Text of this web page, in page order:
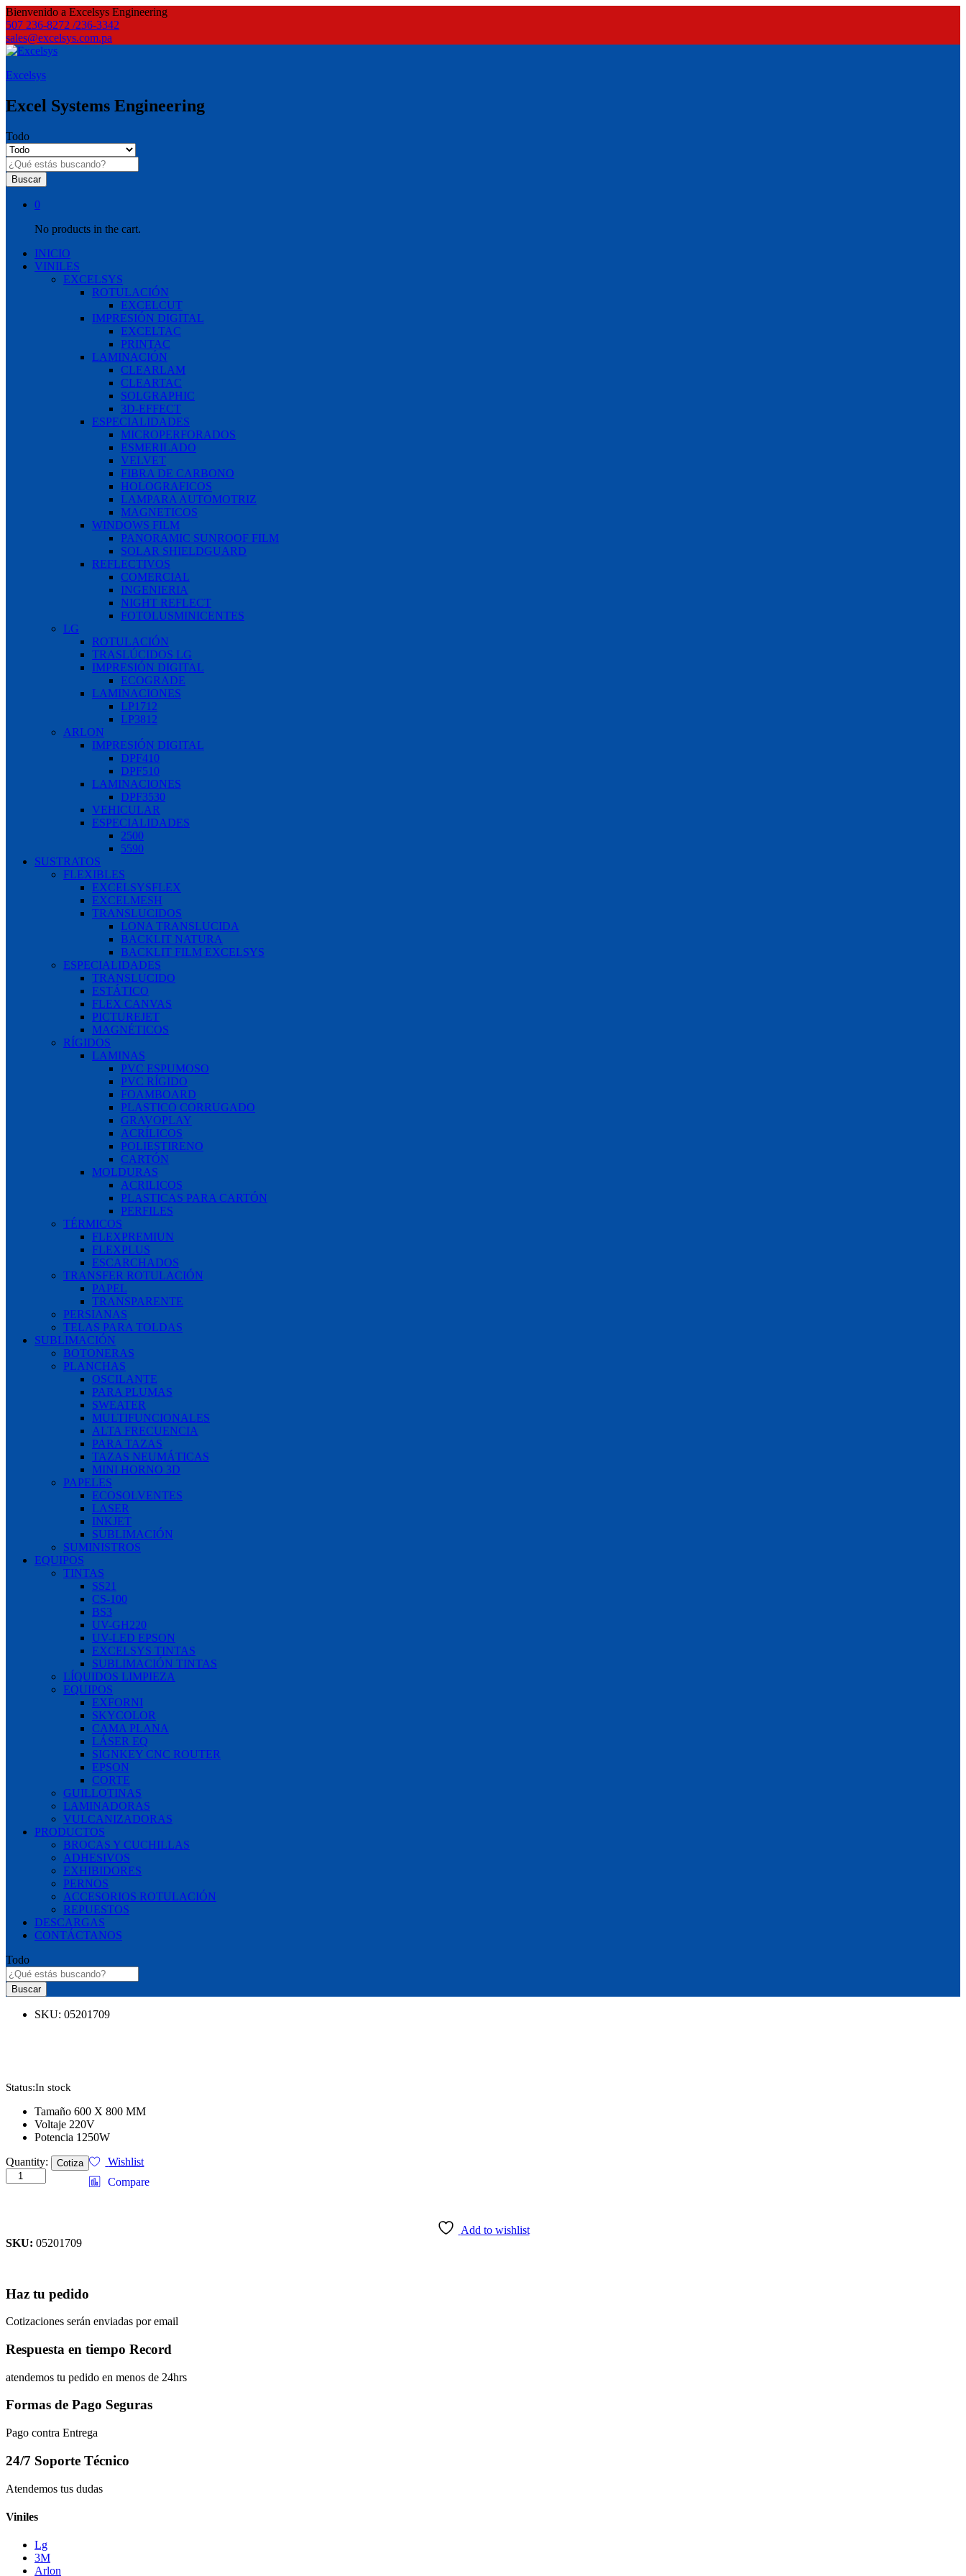
Bienvenido a Excelsys Engineering
507 236-8272 /236-3342
sales@excelsys.com.pa
Excelsys
Excel Systems Engineering
Todo
Buscar
0
No products in the cart.
INICIO
VINILES
EXCELSYS
ROTULACIÓN
EXCELCUT
IMPRESIÓN DIGITAL
EXCELTAC
PRINTAC
LAMINACIÓN
CLEARLAM
CLEARTAC
SOLGRAPHIC
3D-EFFECT
ESPECIALIDADES
MICROPERFORADOS
ESMERILADO
VELVET
FIBRA DE CARBONO
HOLOGRAFICOS
LAMPARA AUTOMOTRIZ
MAGNETICOS
WINDOWS FILM
PANORAMIC SUNROOF FILM
SOLAR SHIELDGUARD
REFLECTIVOS
COMERCIAL
INGENIERIA
NIGHT REFLECT
FOTOLUSMINICENTES
LG
ROTULACIÓN
TRASLÚCIDOS LG
IMPRESIÓN DIGITAL
ECOGRADE
LAMINACIONES
LP1712
LP3812
ARLON
IMPRESIÓN DIGITAL
DPF410
DPF510
LAMINACIONES
DPF3530
VEHICULAR
ESPECIALIDADES
2500
5590
SUSTRATOS
FLEXIBLES
EXCELSYSFLEX
EXCELMESH
TRANSLUCIDOS
LONA TRANSLUCIDA
BACKLIT NATURA
BACKLIT FILM EXCELSYS
ESPECIALIDADES
TRANSLUCIDO
ESTÁTICO
FLEX CANVAS
PICTUREJET
MAGNÉTICOS
RÍGIDOS
LAMINAS
PVC ESPUMOSO
PVC RÍGIDO
FOAMBOARD
PLASTICO CORRUGADO
GRAVOPLAY
ACRÍLICOS
POLIESTIRENO
CARTÓN
MOLDURAS
ACRILICOS
PLASTICAS PARA CARTÓN
PERFILES
TÉRMICOS
FLEXPREMIUN
FLEXPLUS
ESCARCHADOS
TRANSFER ROTULACIÓN
PAPEL
TRANSPARENTE
PERSIANAS
TELAS PARA TOLDAS
SUBLIMACIÓN
BOTONERAS
PLANCHAS
OSCILANTE
PARA PLUMAS
SWEATER
MULTIFUNCIONALES
ALTA FRECUENCIA
PARA TAZAS
TAZAS NEUMÁTICAS
MINI HORNO 3D
PAPELES
ECOSOLVENTES
LASER
INKJET
SUBLIMACIÓN
SUMINISTROS
EQUIPOS
TINTAS
SS21
CS-100
BS3
UV-GH220
UV-LED EPSON
EXCELSYS TINTAS
SUBLIMACIÓN TINTAS
LÍQUIDOS LIMPIEZA
EQUIPOS
EXFORNI
SKYCOLOR
CAMA PLANA
LÁSER EQ
SIGNKEY CNC ROUTER
EPSON
CORTE
GUILLOTINAS
LAMINADORAS
VULCANIZADORAS
PRODUCTOS
BROCAS Y CUCHILLAS
ADHESIVOS
EXHIBIDORES
PERNOS
ACCESORIOS ROTULACIÓN
REPUESTOS
DESCARGAS
CONTÁCTANOS
Todo
Buscar
SKU: 05201709
Status:In stock
Tamaño 600 X 800 MM
Voltaje 220V
Potencia 1250W
PLANCHAS
PARA
SWEATER
Quantity: Cotiza
Wishlist
Compare
Add to wishlist
SKU: 05201709
Haz tu pedido
Cotizaciones serán enviadas por email
Respuesta en tiempo Record
atendemos tu pedido en menos de 24hrs
Formas de Pago Seguras
Pago contra Entrega
24/7 Soporte Técnico
Atendemos tus dudas
Viniles
Lg
3M
Arlon